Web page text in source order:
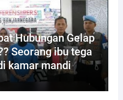
Hubungan Gelap
Seorang ibu tega
kamar mandi